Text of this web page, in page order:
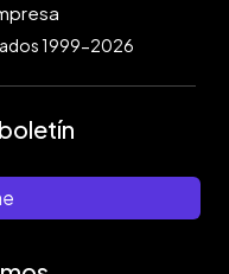
1999-2026